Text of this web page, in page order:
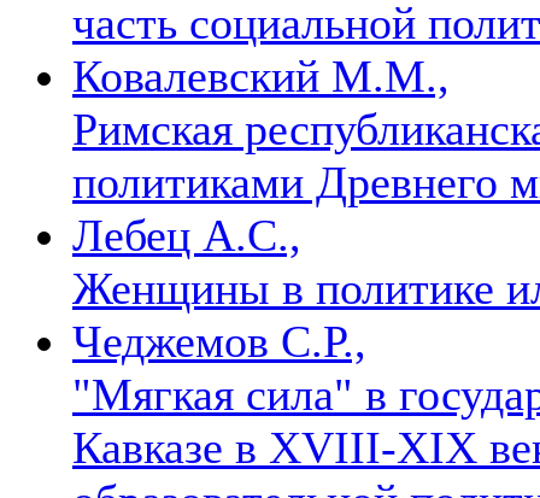
часть социальной
Ковалевский М.М.,
Римская
политиками Древнего
Лебец А.С.,
Женщины в политике
Чеджемов С.Р.,
"Мягкая сила" в
Кавказе в XVIII-XIX